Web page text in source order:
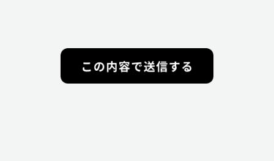
措置を講じ、安全対策を実施し個人情報の厳重な管理
を行ないます。
【個人情報の利用目的】